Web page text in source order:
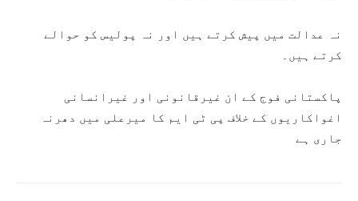
‏نہ عدالت میں پیش کرتے ہیں اور نہ پولیس کو حوالے
کرتے ہیں۔
پاکستانی فوج کے ان غیرقانونی اور غیرانسانی
اغواکاریوں کے خلاف پی ٹی ایم کا میرعلی میں دھرنہ
جاری ہے